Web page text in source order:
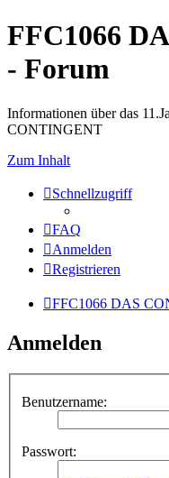
FFC1066
- Forum
Informationen über das
CONTINGENT
Zum Inhalt
Schnellzugriff
FAQ
Anmelden
Registrieren
FFC1066 DAS
Anmelden
Benutzername:
Passwort: